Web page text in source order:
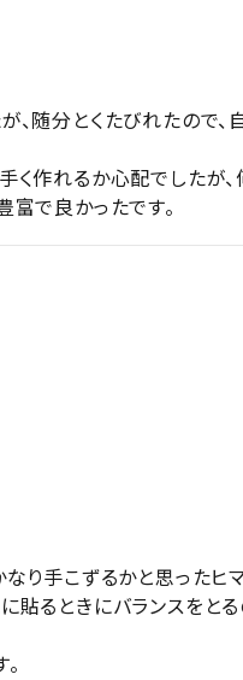
、随分とくたびれたので
く作れるか心配でしたが
富で良かったです。
り手こずるかと思ったヒ
貼るときにバランスをと